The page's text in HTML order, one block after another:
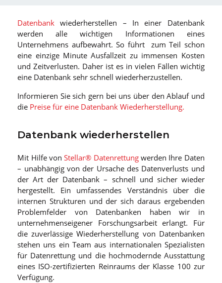
Datenbank wiederherstellen – In einer Datenbank
werden alle wichtigen Informationen eines
Unternehmens aufbewahrt. So führt zum Teil schon
eine einzige Minute Ausfallzeit zu immensen Kosten
und Zeitverlusten. Daher ist es in vielen Fällen wichtig
eine Datenbank sehr schnell wiederherzustellen.
Informieren Sie sich gern bei uns über den Ablauf und
die Preise für eine Datenbank Wiederherstellung.
Datenbank wiederherstellen
Mit Hilfe vonStellar® Datenrettungwerden Ihre Daten
– unabhängig von der Ursache des Datenverlusts und
der Art der Datenbank – schnell und sicher wieder
hergestellt. Ein umfassendes Verständnis über die
internen Strukturen und der sich daraus ergebenden
Problemfelder von Datenbanken haben wir in
unternehmenseigener Forschungsarbeit erlangt. Für
die zuverlässige Wiederherstellung von Datenbanken
stehen uns ein Team aus internationalen Spezialisten
für Datenrettung und die hochmodernde Ausstattung
eines ISO-zertifizierten Reinraums der Klasse 100 zur
Verfügung.